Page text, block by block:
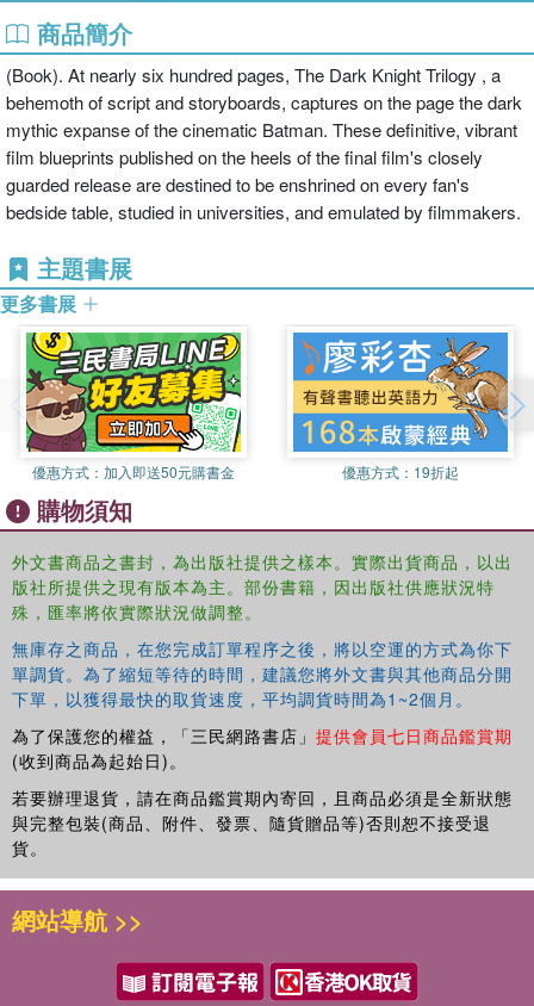
商品簡介
(Book). At nearly six hundred pages, The Dark Knight Trilogy , a
behemoth of script and storyboards, captures on the page the dark
mythic expanse of the cinematic Batman. These definitive, vibrant
film blueprints published on the heels of the final film's closely
guarded release are destined to be enshrined on every fan's
bedside table, studied in universities, and emulated by filmmakers.
主題書展
更多書展
優惠方式： 加入即送50元購書金 優惠方式： 19折起
購物須知
外文書商品之書封，為出版社提供之樣本。實際出貨商品，以出
版社所提供之現有版本為主。部份書籍，因出版社供應狀況特
殊，匯率將依實際狀況做調整。
無庫存之商品，在您完成訂單程序之後，將以空運的方式為你下
單調貨。為了縮短等待的時間，建議您將外文書與其他商品分開
下單，以獲得最快的取貨速度，平均調貨時間為1~2個月。
為了保護您的權益，「三民網路書店」 提供會員七日商品鑑賞期
(收到商品為起始日)。
若要辦理退貨，請在商品鑑賞期內寄回，且商品必須是全新狀態
與完整包裝(商品、附件、發票、隨貨贈品等)否則恕不接受退
貨。
網站導航 >>